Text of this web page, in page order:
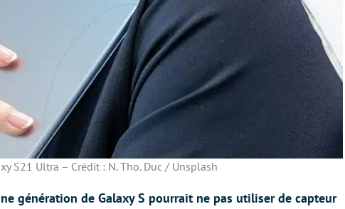
S21 Ultra – Crédit : N. Tho. Duc / Unsplash
génération de Galaxy S pourrait ne pas utiliser de capteur